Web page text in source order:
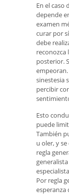
En el caso
depende
examen
curar por
debe
reconozca
posterior.
sinestesia
percibir
Esto
puede
También
u oler, y
regla
Por regla
esperanza